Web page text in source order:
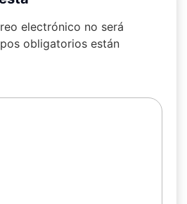
electrónico no será
obligatorios están